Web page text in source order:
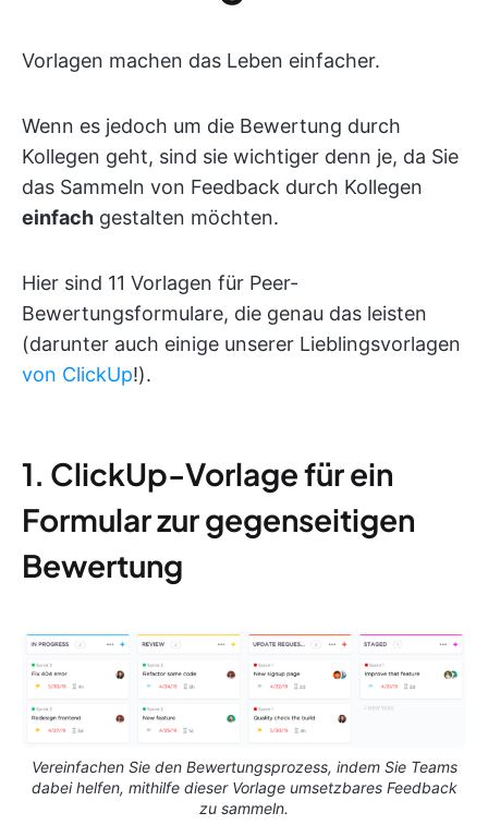
Vorlagen machen das Leben einfacher.
Wenn es jedoch um die Bewertung durch
Kollegen geht, sind sie wichtiger denn je, da Sie
das Sammeln von Feedback durch Kollegen
einfach gestalten möchten.
Hier sind 11 Vorlagen für Peer-
Bewertungsformulare, die genau das leisten
(darunter auch einige unserer Lieblingsvorlagen
von ClickUp!).
1. ClickUp-Vorlage für ein
Formular zur gegenseitigen
Bewertung
Vereinfachen Sie den Bewertungsprozess, indem Sie Teams
dabei helfen, mithilfe dieser Vorlage umsetzbares Feedback
zu sammeln.